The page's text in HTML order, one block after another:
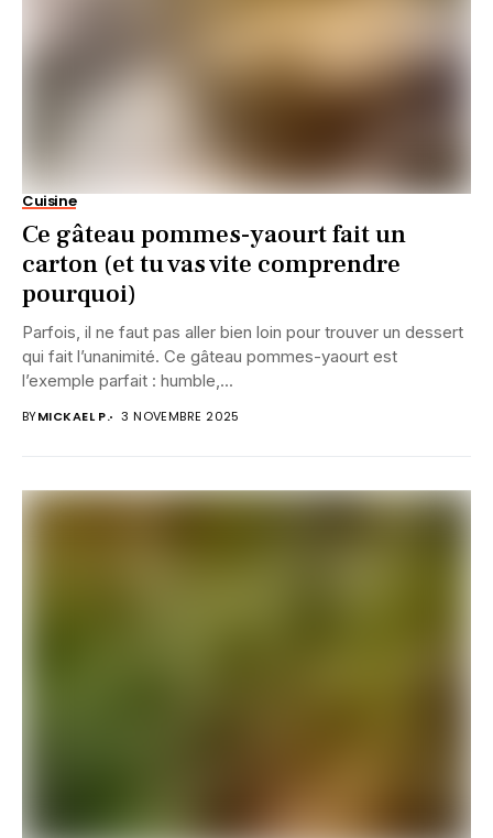
Cuisine
Ce gâteau pommes-yaourt fait un
carton (et tu vas vite comprendre
pourquoi)
Parfois, il ne faut pas aller bien loin pour trouver un dessert
qui fait l’unanimité. Ce gâteau pommes-yaourt est
l’exemple parfait : humble,...
BYMICKAEL P. 3 NOVEMBRE 2025